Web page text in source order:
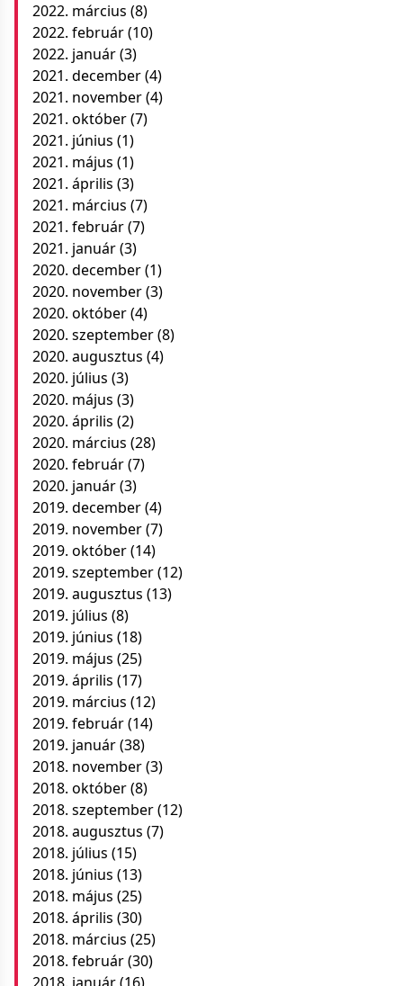
2022. március (8)
2022. február(10)
2022. január(3)
2021. december(4)
2021. november(4)
2021. október(7)
2021. június (1)
2021. május (1)
2021. április (3)
2021. március (7)
2021. február(7)
2021. január(3)
2020. december(1)
2020. november(3)
2020. október(4)
2020. szeptember(8)
2020. augusztus (4)
2020. július (3)
2020. május (3)
2020. április (2)
2020. március (28)
2020. február(7)
2020. január(3)
2019. december(4)
2019. november(7)
2019. október(14)
2019. szeptember(12)
2019. augusztus (13)
2019. július (8)
2019. június (18)
2019. május (25)
2019. április (17)
2019. március (12)
2019. február(14)
2019. január(38)
2018. november(3)
2018. október(8)
2018. szeptember(12)
2018. augusztus (7)
2018. július (15)
2018. június (13)
2018. május (25)
2018. április (30)
2018. március (25)
2018. február(30)